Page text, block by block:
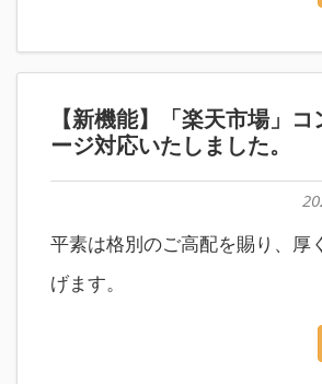
【新機能】「楽天市場」
ージ対応いたしました。
平素は格別のご高配を賜り、厚
げます。